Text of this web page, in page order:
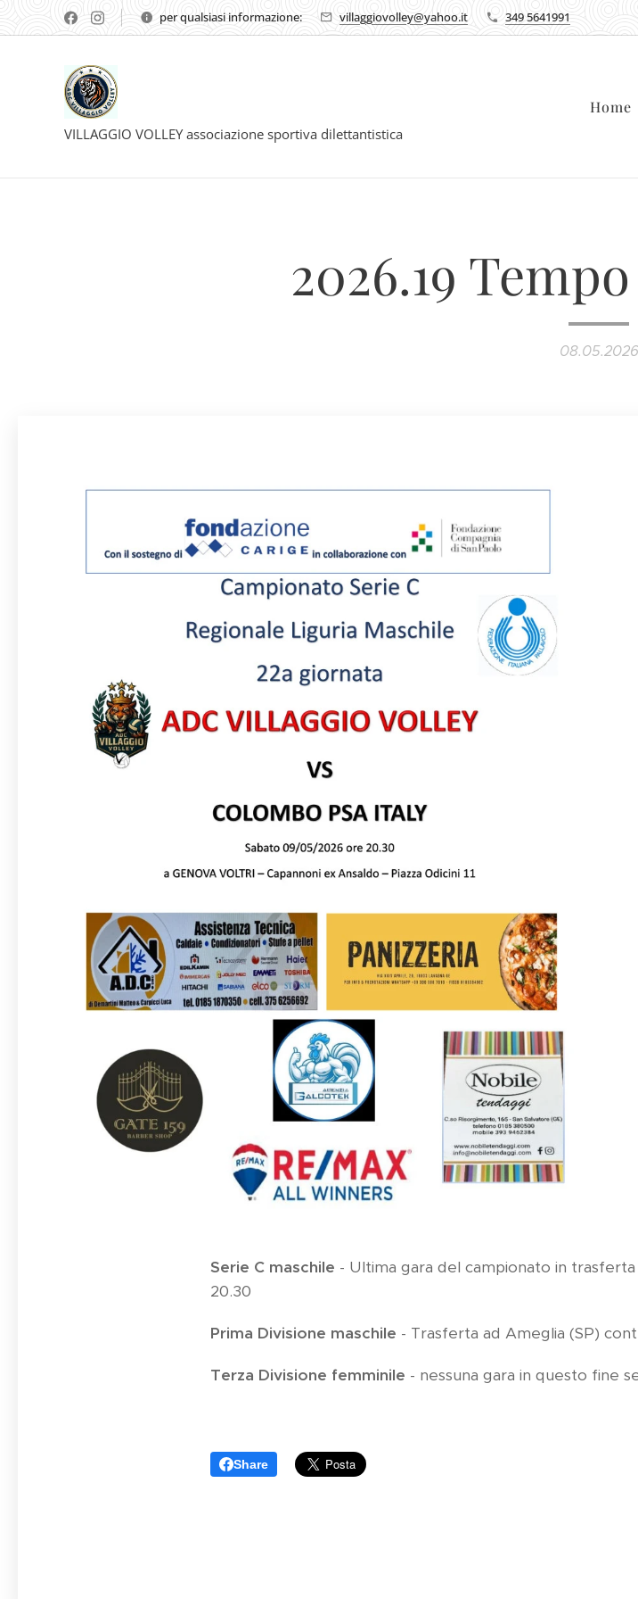
per qualsiasi informazione: villaggiovolley@yahoo.it 349 5641991
VILLAGGIO VOLLEY associazione sportiva dilettantistica
Home
2026.19
08.05.2026
Serie C maschile - Ultima gara del campionato in
20.30
Prima Divisione maschile - Trasferta ad Ameglia (SP)
Terza Divisione femminile - nessuna gara in questo fine
Share